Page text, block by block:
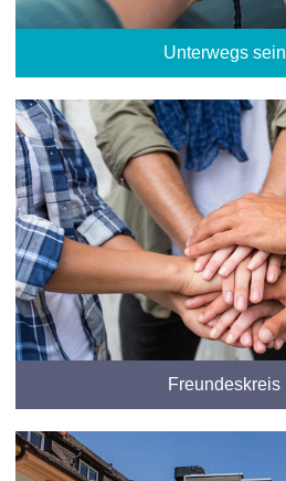
Unterwegs sein
Freundeskreis